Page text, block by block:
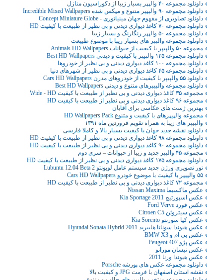
داونلود مجموعه ۴٠ والپپر بسیار زیبا از دکوراسیون منازل
داونلود مجموعه ۹۰ والپیپر متنوع و میکس شده Incredible Mixed Wallpapers
داونلود تصاویری از مفهوم جهان مینیاتوری - Concept Miniature Globe
داونلود مجموعه ۷۰ کاغذ دیواری دیدنی و بی نظیر از طبیعت با کیفیت HD
داونلود مجموعه ۵٠ والپپر رنگارنگ و بسیار زیبا
داونلود مجموعه والپپر های بسیار زیبا با موضوع طبیعت
مجموعه ۵۰ والپیپر با کیفیت از حیوانات Animals HD Wallpapers
داونلود مجموعه ۱۲۵ والپیپر با کیفیت و دیدنی Best HD Wallpapers
داونلود مجموعه ۱۰۰ کاغذ دیواری دیدنی و بی نظیر از خودروها
داونلود مجموعه ۴۵ کاغذ دیواری دیدنی و بی نظیر از شهرهای دنیا
داونلود ۵۵ والپیپر با کیفیت از خودروهای مدرن Cars HD Wallpapers
داونلود مجموعه والپیپرهای متنوع و دیدنی Best HD Wallpapers
مجموعه ۳۵ کاغذ دیواری دیدنی و بی نظیر از طبیعت با کیفیت Wide - HD
مجموعه ۹۶ کاغذ دیواری دیدنی و بی نظیر از طبیعت با کیفیت HD
بهترین ژست های عکاسی برای آقایان
مجموعه والپیپرهای با کیفیت و متنوع HD Wallpapers Pack
والپیپر های زیبا به همراه تقویم فروردین ماه ۱۳۹۱
داونلود نقشه جدید جهان با کیفیت بسیار بالا و کاملا فارسی
داونلود مجموعه ۹۸ کاغذ دیواری دیدنی و بی نظیر از طبیعت با کیفیت HD
داونلود مجموعه ۹۰ کاغذ دیواری دیدنی و بی نظیر از طبیعت با کیفیت HD
مجموعه ۴۵ والپپر جدید و زیبا از حیوانات – سری دوم
داونلود مجموعه ۱۷۵ کاغذ دیواری دیدنی و بی نظیر از طبیعت با کیفیت HD
تور تصویری ورژن جدید سیستم عامل لوبونتو Lubuntu 12.04 Beta 2
۵۵ والپیپر با کیفیت با موضوع خودرو Cars HD Wallpapers
مجموعه ۷۲ کاغذ دیواری دیدنی و بی نظیر از طبیعت با کیفیت HD
عکس ماکسیما Nissan Maxima
عکس اسپورتيج Kia Sportage 2011
عکس فورد Ford Verve
عکس سیتروئن Citroen C5
عکس کیا سورنتو Kia Sorento
عکس هیوندا سوناتا هایبرید Hyundai Sonata Hybrid 2011
عکس بی ام و BMW X3
عکس پژو Peugeot 407
عکس نیسان مورانو
عکس هیوندا ورنا 2011
داونلود مجموعه عکس های پورشه Porsche
نقشه استان اصفهان با فرمت JPG و کیفیت بالا